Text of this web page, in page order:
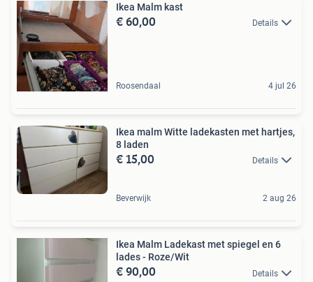
Ikea Malm kast
€ 60,00 Details
Roosendaal 4 jul 26
Ikea malm Witte ladekasten met hartjes,
8 laden
€ 15,00 Details
Beverwijk 2 aug 26
Ikea Malm Ladekast met spiegel en 6
lades - Roze/Wit
€ 90,00 Details